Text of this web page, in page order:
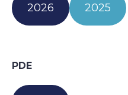
2026 2025
PDE